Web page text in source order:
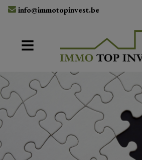
info@immotopinvest.be